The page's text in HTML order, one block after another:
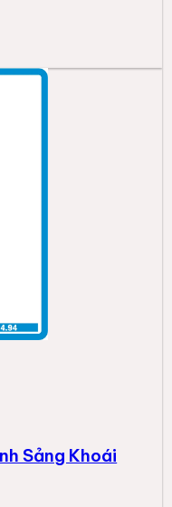
Sảng Khoái